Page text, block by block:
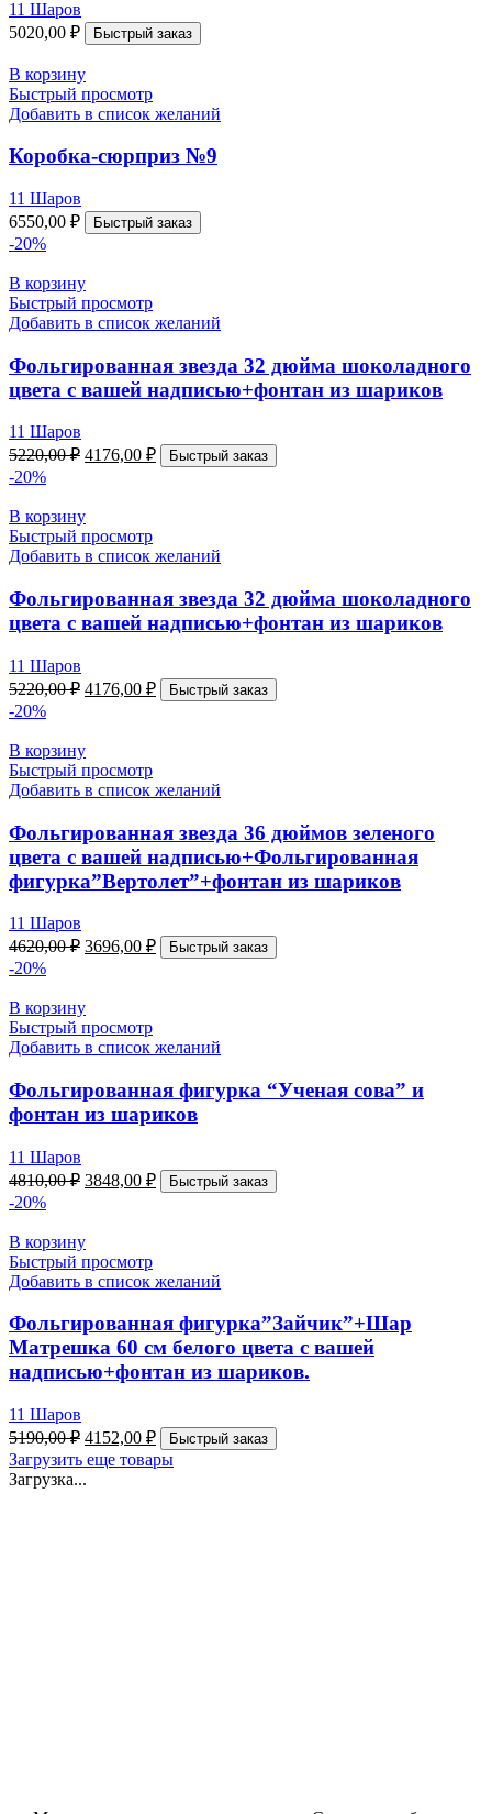
11 Шаров
5020,00 ₽ Быстрый заказ
В корзину
Быстрый просмотр
Добавить в список желаний
Коробка-сюрприз №9
11 Шаров
6550,00 ₽ Быстрый заказ
-20%
В корзину
Быстрый просмотр
Добавить в список желаний
Фольгированная звезда 32 дюйма шоколадного
цвета с вашей надписью+фонтан из шариков
11 Шаров
5220,00₽ 4176,00 ₽ Быстрый заказ
-20%
В корзину
Быстрый просмотр
Добавить в список желаний
Фольгированная звезда 32 дюйма шоколадного
цвета с вашей надписью+фонтан из шариков
11 Шаров
5220,00₽ 4176,00 ₽ Быстрый заказ
-20%
В корзину
Быстрый просмотр
Добавить в список желаний
Фольгированная звезда 36 дюймов зеленого
цвета с вашей надписью+Фольгированная
фигурка”Вертолет”+фонтан из шариков
11 Шаров
4620,00₽ 3696,00 ₽ Быстрый заказ
-20%
В корзину
Быстрый просмотр
Добавить в список желаний
Фольгированная фигурка “Ученая сова” и
фонтан из шариков
11 Шаров
4810,00₽ 3848,00 ₽ Быстрый заказ
-20%
В корзину
Быстрый просмотр
Добавить в список желаний
Фольгированная фигурка”Зайчик”+Шар
Матрешка 60 см белого цвета с вашей
надписью+фонтан из шариков.
11 Шаров
5190,00₽ 4152,00 ₽ Быстрый заказ
Загрузить еще товары
Загрузка...